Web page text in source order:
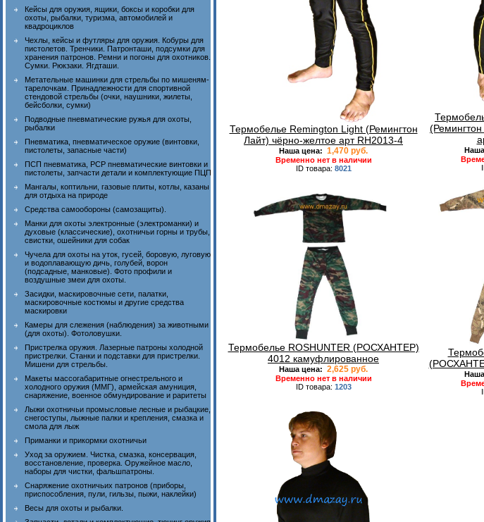
Кейсы для оружия, ящики, боксы и коробки для
охоты, рыбалки, туризма, автомобилей и
квадроциклов
Чехлы, кейсы и футляры для оружия. Кобуры для
пистолетов. Тренчики. Патронташи, подсумки для
хранения патронов. Ремни и погоны для охотников.
Сумки. Рюкзаки. Ягдташи.
Метательные машинки для стрельбы по мишеням-
тарелочкам. Принадлежности для спортивной
стендовой стрельбы (очки, наушники, жилеты,
бейсболки, сумки)
Подводные пневматические ружья для охоты,
рыбалки
Пневматика, пневматическое оружие (винтовки,
пистолеты, запасные части)
ПСП пневматика, PCP пневматические винтовки и
пистолеты, запчасти детали и комплектующие ПЦП
Мангалы, коптильни, газовые плиты, котлы, казаны
для отдыха на природе
Средства самообороны (самозащиты).
Манки для охоты электронные (электроманки) и
духовые (классические), охотничьи горны и трубы,
свистки, ошейники для собак
Чучела для охоты на уток, гусей, боровую, луговую
и водоплавающую дичь, голубей, ворон
(подсадные, манковые). Фото профили и
воздушные змеи для охоты.
Засидки, маскировочные сети, палатки,
маскировочные костюмы и другие средства
маскировки
Камеры для слежения (наблюдения) за животными
(для охоты). Фотоловушки.
Пристрелка оружия. Лазерные патроны холодной
пристрелки. Станки и подставки для пристрелки.
Мишени для стрельбы.
Макеты массогабаритные огнестрельного и
холодного оружия (ММГ), армейская амуниция,
снаряжение, военное обмундирование и раритеты
Лыжи охотничьи промысловые лесные и рыбацкие,
снегоступы, лыжные палки и крепления, смазка и
смола для лыж
Приманки и прикормки охотничьи
Уход за оружием. Чистка, смазка, консервация,
восстановление, проверка. Оружейное масло,
наборы для чистки, фальшпатроны.
Снаряжение охотничьих патронов (приборы,
приспособления, пули, гильзы, пыжи, наклейки)
Весы для охоты и рыбалки.
Термобелье Remington Light (Ремингтон
Лайт) чёрно-желтое арт RH2013-4
Наша цена: 1,470 руб.
Временно нет в наличии
ID товара: 8021
Термобелье ROSHUNTER (РОСХАНТЕР)
4012 камуфлированное
Наша цена: 2,625 руб.
Временно нет в наличии
ID товара: 1203